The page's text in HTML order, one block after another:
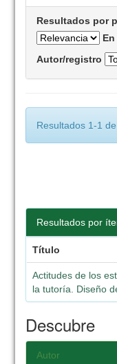
Resultados por
Autor/registro
Resultados 1-1 de
Resultados por
Título
Actitudes de los
la tutoría. Diseño
Descubre
Autor